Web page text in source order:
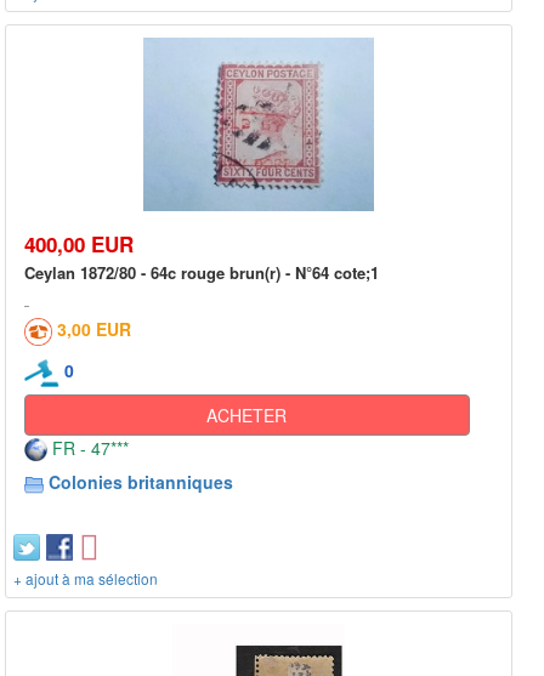
400,00 EUR
Ceylan 1872/80 - 64c rouge brun(r) - N°64 cote;1
3,00 EUR
0
ACHETER
FR - 47***
Colonies britanniques
+ ajout à ma sélection